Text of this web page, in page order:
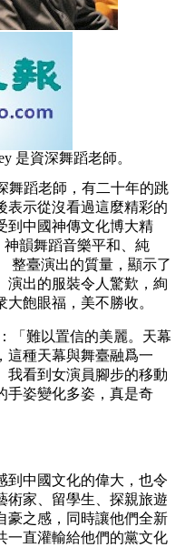
是資深舞蹈老師。
舞蹈老師，有二十年的跳
表示從沒看過這麼精彩的
到中國神傳文化博大精
神韻舞蹈音樂平和、純
整臺演出的質量，顯示了
演出的服裝令人驚歎，絢
飽眼福，美不勝收。
「難以置信的美麗。天幕
這種天幕與舞臺融爲一
我看到女演員腳步的移動
手姿變化多姿，真是奇
到中國文化的偉大，也令
術家、留學生、探親旅遊
豪之感，同時讓他們全新
一直灌輸給他們的黨文化